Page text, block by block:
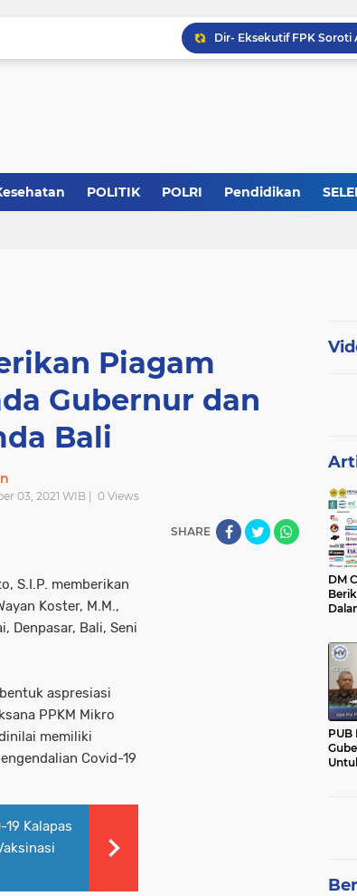
POLITIK POLRI Pendidikan
Piagam
Gubernur dan
Bali
03, 2021 WIB | 0 Views
SHARE
S.I.P. memberikan
Koster, M.M.,
Denpasar, Bali, Seni
aspresiasi
PPKM Mikro
memiliki
Covid-19
Kalapas
DM
PUB